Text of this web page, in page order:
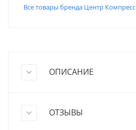
Все товары бренда Центр Компресс
ОПИСАНИЕ
ОТЗЫВЫ